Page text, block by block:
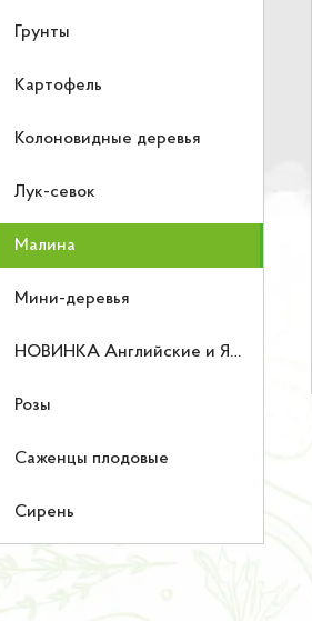
Грунты
Картофель
Колоновидные деревья
Лук-севок
Малина
Мини-деревья
НОВИНКА Английские и Японские розы
Розы
Саженцы плодовые
Сирень